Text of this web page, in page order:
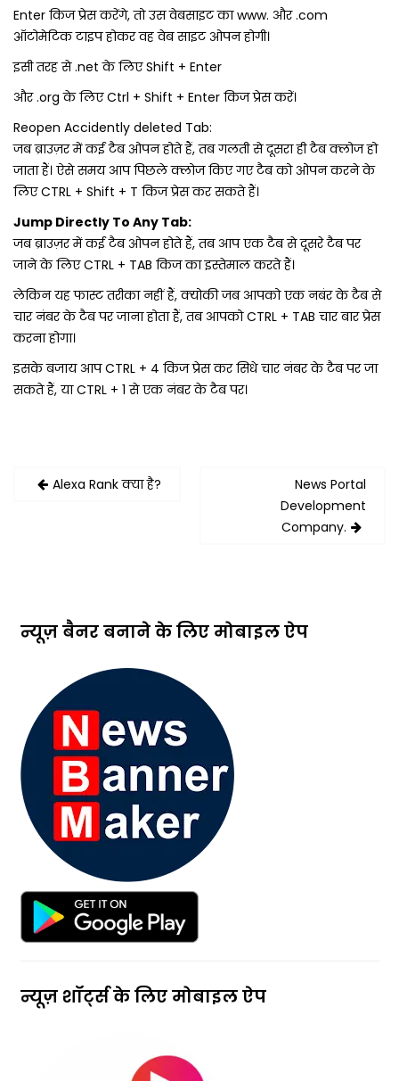
Enter किज प्रेस करेंगे, तो उस वेबसाइट का www. और .com
ऑटोमेटिक टाइप होकर वह वेब साइट ओपन होगी।
इसी तरह से .net के लिए Shift + Enter
और .org के लिए Ctrl + Shift + Enter किज प्रेस करें।
Reopen Accidently deleted Tab:
जब ब्राउज़र में कई टैब ओपन होते हैं, तब गलती से दूसरा ही टैब क्‍लोज हो
जाता हैं। ऐसे समय आप पिछले क्‍लोज किए गए टैब को ओपन करने के
लिए CTRL + Shift + T किज प्रेस कर सकते हैं।
Jump Directly To Any Tab:
जब ब्राउज़र में कई टैब ओपन होते हैं, तब आप एक टैब से दूसरे टैब पर
जाने के लिए CTRL + TAB किज का इस्‍तेमाल करते हैं।
लेकिन यह फास्‍ट तरीका नहीं हैं, क्‍योकी जब आपको एक नबंर के टैब से
चार नंबर के टैब पर जाना होता हैं, तब आपको CTRL + TAB चार बार प्रेस
करना होगा।
इसके बजाय आप CTRL + 4 किज प्रेस कर सिधे चार नंबर के टैब पर जा
सकते हैं, या CTRL + 1 से एक नंबर के टैब पर।
PostAlexa Rank क्या है?
News Portal
Development
Company.
न्यूज़ बैनर बनाने के लिए मोबाइल ऐप
न्यूज़ शॉर्ट्स के लिए मोबाइल ऐप